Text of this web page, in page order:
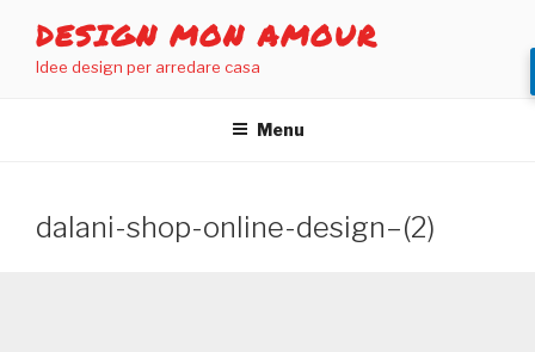
contenuto
DESIGN MON AMOUR
Idee design per arredare casa
Menu
dalani-shop-online-design–(2)